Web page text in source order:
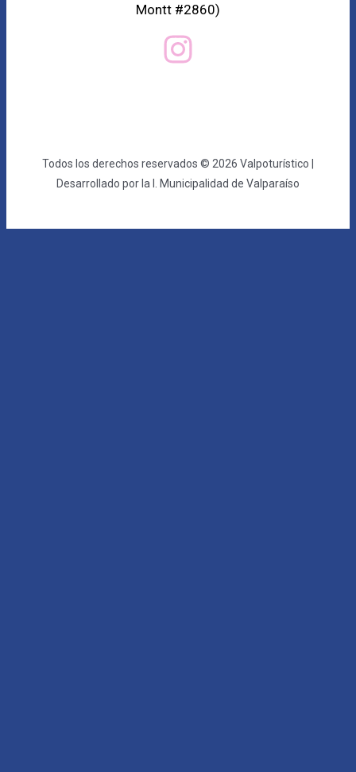
Montt #2860)
Todos los derechos reservados © 2026 Valpoturístico |
Desarrollado por la I. Municipalidad de Valparaíso